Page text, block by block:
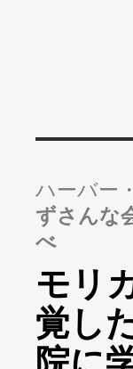
ハーバー
ずさんな
べ
モリ
覚し